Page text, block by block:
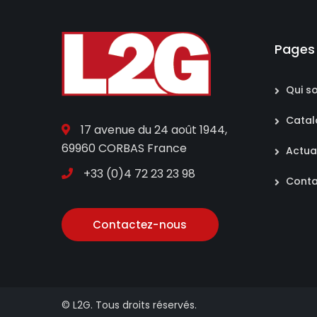
17 avenue du 24 août 1944,
69960 CORBAS France
+33 (0)4 72 23 23 98
Contactez-nous
Pages
Qui
© L2G. Tous droits réservés.